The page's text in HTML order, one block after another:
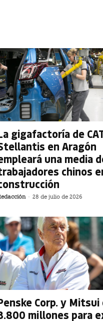
gigafactoría de
en Aragón
una media
chinos
- 28 de julio de 2026
Corp. y
millones para